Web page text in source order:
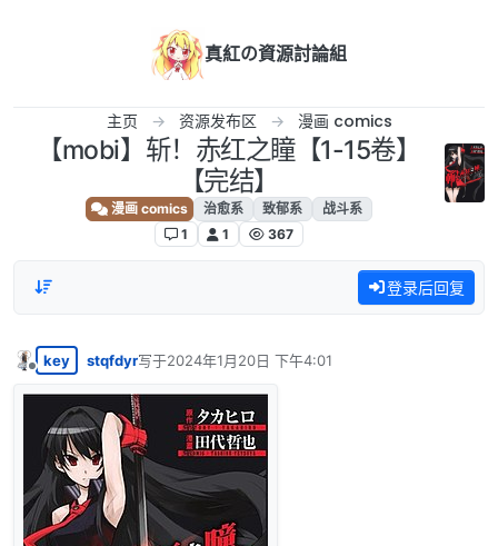
真紅の資源討論組
主页 资源发布区 漫画 comics
【mobi】斩！赤红之瞳【1-15卷】
【完结】
漫画 comics 治愈系 致郁系
战斗系
1
1 367
登录后回复
离线
key stqfdyr写于2024年1月20日 下午4:01
最后由 编辑